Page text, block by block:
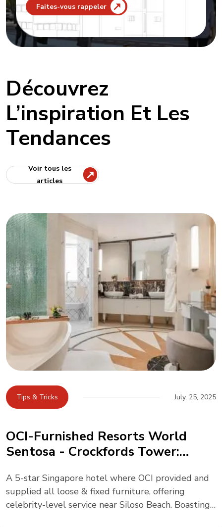
Faites-vous rappeler
Découvrez
L’inspiration Et Les
Tendances
Voir tous les
articles
Tips & Tricks
OCI-Crafted MGM Grand Macau:
Artful Luxury By The South
China Sea-Copy-6883555a51c78
A 5-star Macau landmark where OCI furnished all
loose & fixed furniture, blending art-inspired
design, ocean-hued elegance, and seamless
connectivity to One Central—elevating hospitality
across rooms, dining, and conventions.